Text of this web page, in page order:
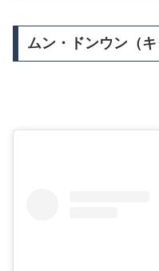
ムン・ドンウン（キ